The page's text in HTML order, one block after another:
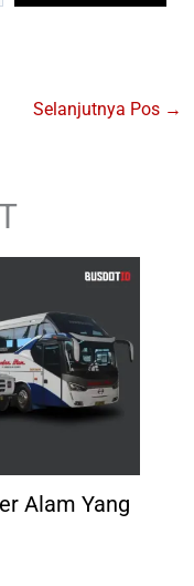
Selanjutnya Pos →
Alam Yang